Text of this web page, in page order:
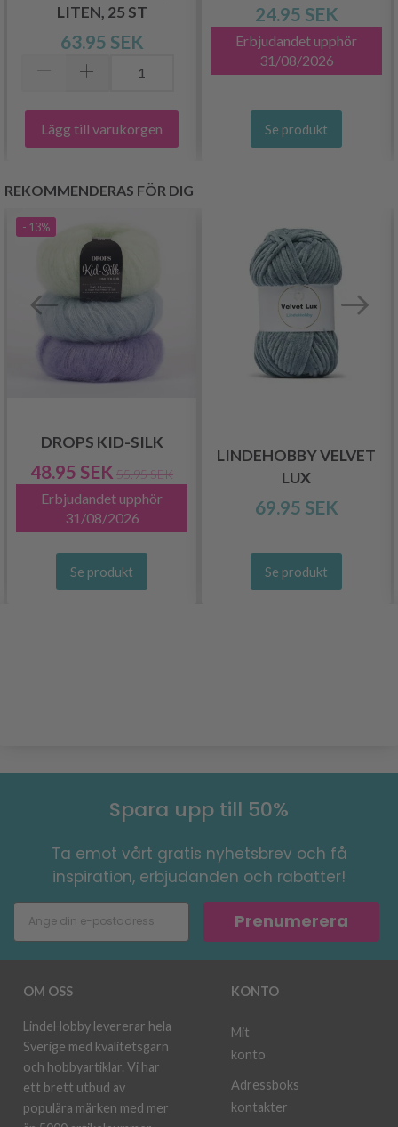
LITEN, 25 ST
63.95 SEK
Lägg till varukorgen
24.95 SEK
Erbjudandet upphör
31/08/2026
Se produkt
REKOMMENDERAS FÖR DIG
- 13%
DROPS KID-SILK
48.95 SEK 55.95 SEK
Erbjudandet upphör
31/08/2026
Se produkt
LINDEHOBBY VELVET
LUX
69.95 SEK
Se produkt
Spara upp till 50%
Ta emot vårt gratis nyhetsbrev och få
inspiration, erbjudanden och rabatter!
Prenumerera
OM OSS
LindeHobby levererar hela
Sverige med kvalitetsgarn
och hobbyartiklar. Vi har
ett brett utbud av
populära märken med mer
KONTO
Mit
konto
Adressboks
kontakter